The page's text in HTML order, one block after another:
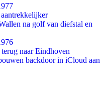
na golf van diefstal en
naar Eindhoven
backdoor in iCloud aan